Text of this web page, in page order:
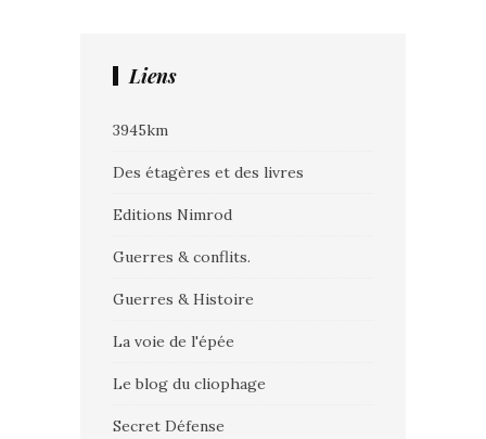
Liens
3945km
Des étagères et des livres
Editions Nimrod
Guerres & conflits.
Guerres & Histoire
La voie de l'épée
Le blog du cliophage
Secret Défense